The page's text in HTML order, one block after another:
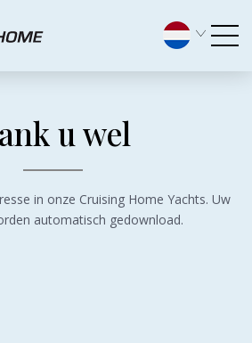
- Cruising
u wel
in onze Cruising Home Yachts. Uw
automatisch gedownload.